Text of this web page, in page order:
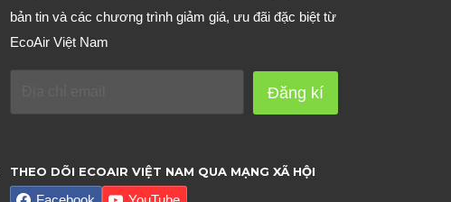
bản tin và các chương trình giảm giá, ưu đãi đặc biệt từ
EcoAir Việt Nam
Đăng kí
THEO DÕI ECOAIR VIỆT NAM QUA MẠNG XÃ HỘI